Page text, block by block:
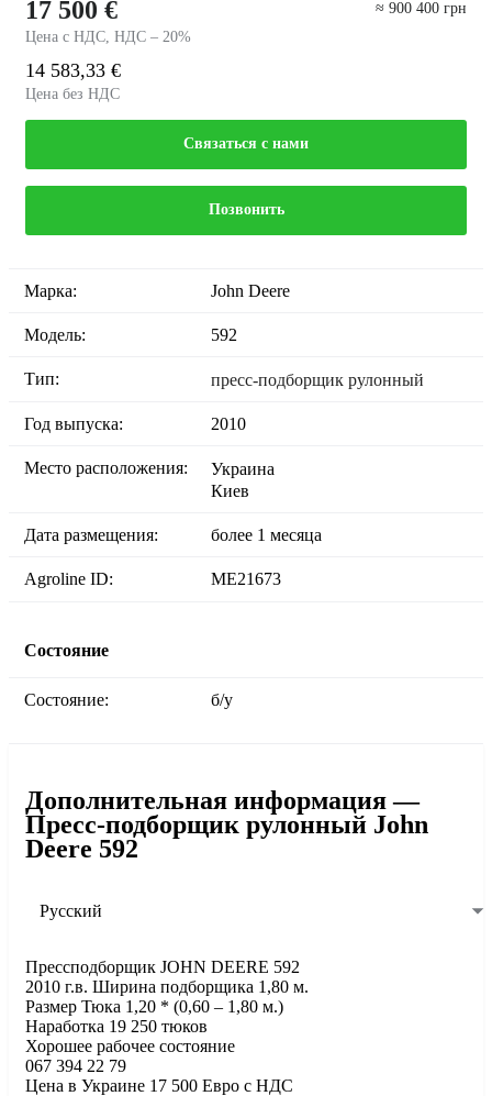
17 500 €
Цена с НДС, НДС – 20%
≈ 900 400 грн
14 583,33 €
Цена без НДС
Связаться с нами
Позвонить
Марка: John Deere
Модель: 592
Тип: пресс-подборщик рулонный
Год выпуска: 2010
Место расположения:
Украина
Киев
Дата размещения: более 1 месяца
Agroline ID: ME21673
Состояние
Состояние: б/у
Дополнительная информация —
Пресс-подборщик рулонный John
Deere 592
Русский
Прессподборщик JOHN DEERE 592
2010 г.в. Ширина подборщика 1,80 м.
Размер Тюка 1,20 * (0,60 – 1,80 м.)
Наработка 19 250 тюков
Хорошее рабочее состояние
067 394 22 79
Цена в Украине 17 500 Евро с НДС